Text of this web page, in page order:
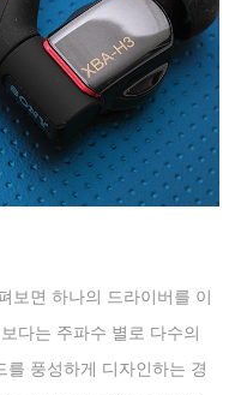
보면 하나의 드라이버를 이
다는 주파수 별로 다수의
를 풍성하게 디자인하는 경